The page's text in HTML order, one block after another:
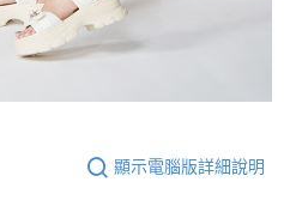
顯示電腦版詳細說明